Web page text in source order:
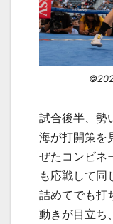
試合後半、勢
海が打開策を
ぜたコンビネ
も応戦して同
詰めてでも打
動きが目立ち